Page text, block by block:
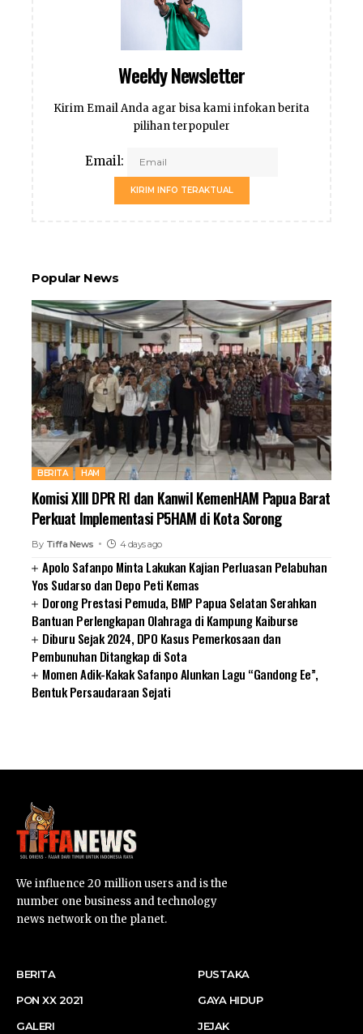
Weekly Newsletter
Kirim Email Anda agar bisa kami infokan berita
pilihan terpopuler
Email:
KIRIM INFO TERAKTUAL
Popular News
BERITA HAM
Komisi XIII DPR RI dan Kanwil KemenHAM Papua Barat
Perkuat Implementasi P5HAM di Kota Sorong
By Tiffa News 4 days ago
Apolo Safanpo Minta Lakukan Kajian Perluasan Pelabuhan
Yos Sudarso dan Depo Peti Kemas
Dorong Prestasi Pemuda, BMP Papua Selatan Serahkan
Bantuan Perlengkapan Olahraga di Kampung Kaiburse
Diburu Sejak 2024, DPO Kasus Pemerkosaan dan
Pembunuhan Ditangkap di Sota
Momen Adik-Kakak Safanpo Alunkan Lagu “Gandong Ee”,
Bentuk Persaudaraan Sejati
We influence 20 million users and is the
number one business and technology
news network on the planet.
BERITA
PON XX 2021
GALERI
PUSTAKA
GAYA HIDUP
JEJAK